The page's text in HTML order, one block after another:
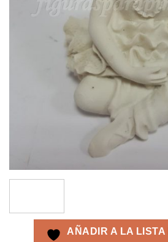
AÑADIR A LA LISTA